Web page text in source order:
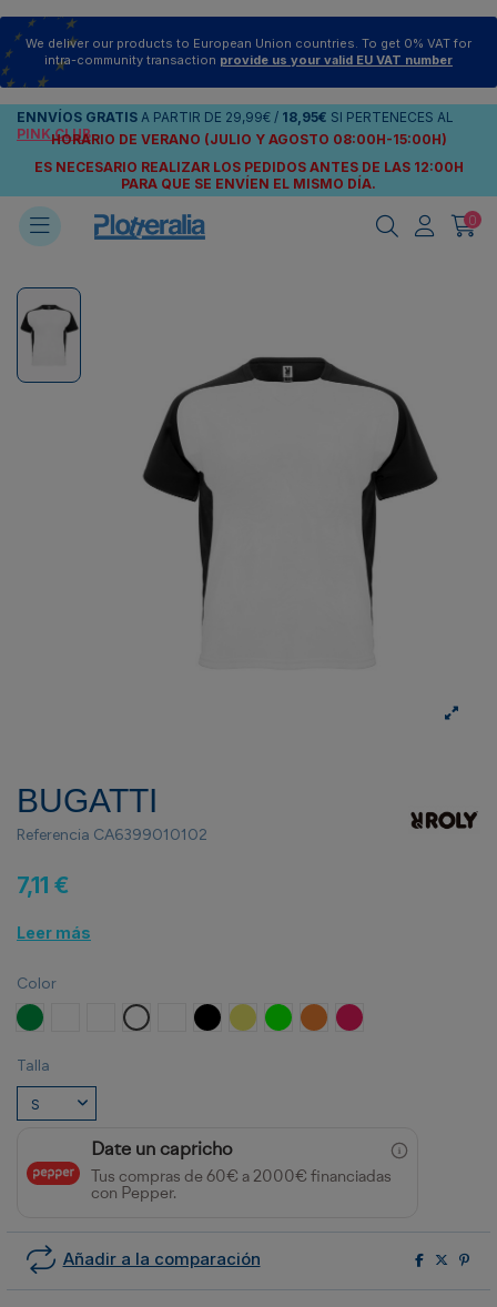
We deliver our products to European Union countries. To get 0% VAT for
intra-community transaction provide us your valid EU VAT number
ENNVÍOS GRATIS A PARTIR DE 29,99€ / 18,95€ SI PERTENECES AL
PINK CLUB
HORARIO DE VERANO (JULIO Y AGOSTO 08:00H-15:00H)
ES NECESARIO REALIZAR LOS PEDIDOS ANTES DE LAS 12:00H
PARA QUE SE ENVÍEN EL MISMO DÍA.
0
BUGATTI
Referencia CA6399010102
7,11 €
Leer más
Color
VERDE HELECHO/NEGRO
BLANCO/ROYAL
BLANCO/ROJO
BLANCO/NEGRO
BLANCO/VERDE HELECHO
NEGRO/BLANCO
AMARILLO FLUOR/ NEGRO
VERDE FLUOR/MARINO
NARANJA FLUOR/NEGRO
FUCSIA/NEGRO
Talla
Date un capricho
Tus compras de 60€ a 2000€ financiadas
con Pepper.
Añadir a la comparación